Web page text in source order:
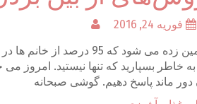
فوریه 24, 2016
خمین زده می شود که
به خاطر بسپارید که تنها نیستید. امروز
دور ماند پاسخ دهیم. گوشی صبحانه